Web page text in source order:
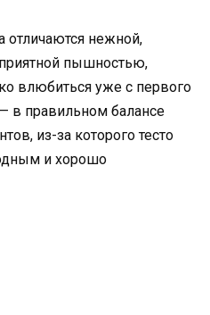
отличаются нежной,
пышностью,
влюбиться уже с первого
в правильном балансе
из-за которого тесто
и хорошо